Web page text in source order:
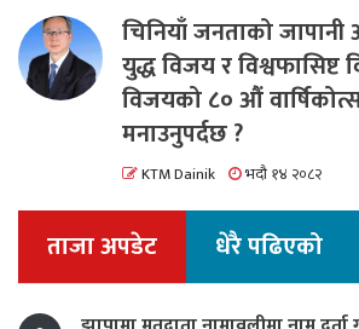
चिनियाँ जनताको
युद्ध विजय र विश्वफासिष्ट
विजयको ८० औं
मनाउनुपर्दछ ?
KTM Dainik भदौ १४ २०८२
ताजा अपडेट धेरै पढिएको